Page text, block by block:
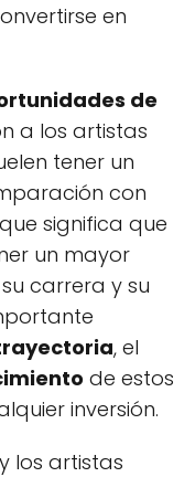
en
de
a los artistas
tener un
con
significa que
un mayor
carrera y su
, el
de estos
inversión.
y los artistas